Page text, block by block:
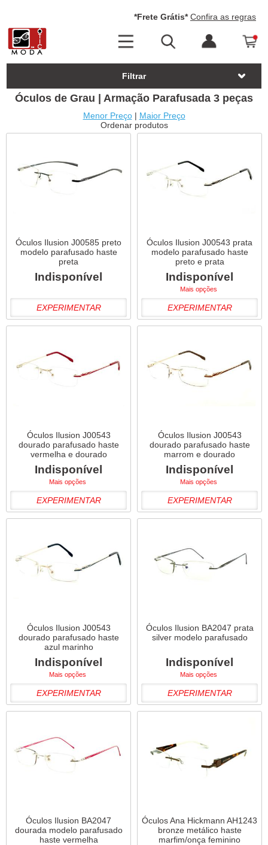
*Frete Grátis* Confira as regras
Filtrar
Óculos de Grau | Armação Parafusada 3 peças
Menor Preço| Maior Preço
Ordenar produtos
Óculos Ilusion J00585 preto
modelo parafusado haste
preta
Indisponível
EXPERIMENTAR
Óculos Ilusion J00543 prata
modelo parafusado haste
preto e prata
Indisponível
Mais opções
EXPERIMENTAR
Óculos Ilusion J00543
dourado parafusado haste
vermelha e dourado
Indisponível
Mais opções
EXPERIMENTAR
Óculos Ilusion J00543
dourado parafusado haste
marrom e dourado
Indisponível
Mais opções
EXPERIMENTAR
Óculos Ilusion J00543
dourado parafusado haste
azul marinho
Indisponível
Mais opções
EXPERIMENTAR
Óculos Ilusion BA2047 prata
silver modelo parafusado
Indisponível
Mais opções
EXPERIMENTAR
Óculos Ilusion BA2047
dourada modelo parafusado
haste vermelha
Óculos Ana Hickmann AH1243
bronze metálico haste
marfim/onça feminino